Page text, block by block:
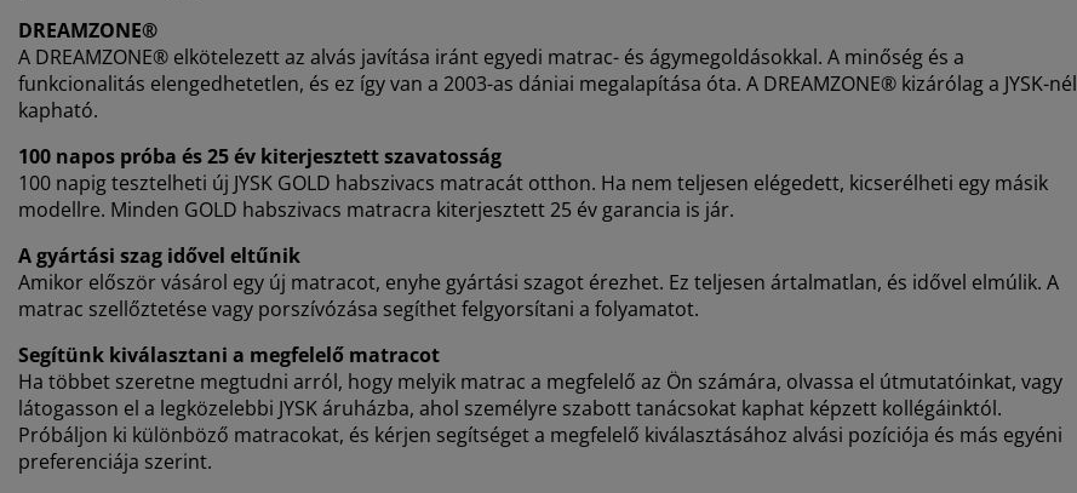
DREAMZONE®
A DREAMZONE® elkötelezett az alvás javítása iránt egyedi matrac- és ágymegoldásokkal. A minőség és a
funkcionalitás elengedhetetlen, és ez így van a 2003-as dániai megalapítása óta. A DREAMZONE® kizárólag a JYSK-nél
kapható.
100 napos próba és 25 év kiterjesztett szavatosság
100 napig tesztelheti új JYSK GOLD habszivacs matracát otthon. Ha nem teljesen elégedett, kicserélheti egy másik
modellre. Minden GOLD habszivacs matracra kiterjesztett 25 év garancia is jár.
A gyártási szag idővel eltűnik
Amikor először vásárol egy új matracot, enyhe gyártási szagot érezhet. Ez teljesen ártalmatlan, és idővel elmúlik. A
matrac szellőztetése vagy porszívózása segíthet felgyorsítani a folyamatot.
Segítünk kiválasztani a megfelelő matracot
Ha többet szeretne megtudni arról, hogy melyik matrac a megfelelő az Ön számára, olvassa el útmutatóinkat, vagy
látogasson el a legközelebbi JYSK áruházba, ahol személyre szabott tanácsokat kaphat képzett kollégáinktól.
Próbáljon ki különböző matracokat, és kérjen segítséget a megfelelő kiválasztásához alvási pozíciója és más egyéni
preferenciája szerint.